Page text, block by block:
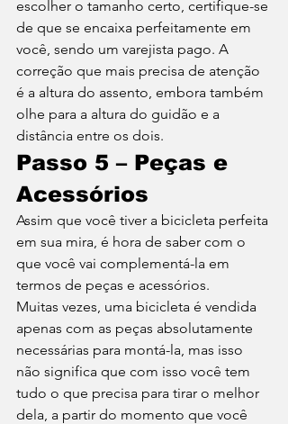
escolher o tamanho certo, certifique-se
de que se encaixa perfeitamente em
você, sendo um varejista pago. A
correção que mais precisa de atenção
é a altura do assento, embora também
olhe para a altura do guidão e a
distância entre os dois.
Passo 5 – Peças e
Acessórios
Assim que você tiver a bicicleta perfeita
em sua mira, é hora de saber com o
que você vai complementá-la em
termos de peças e acessórios.
Muitas vezes, uma bicicleta é vendida
apenas com as peças absolutamente
necessárias para montá-la, mas isso
não significa que com isso você tem
tudo o que precisa para tirar o melhor
dela, a partir do momento que você